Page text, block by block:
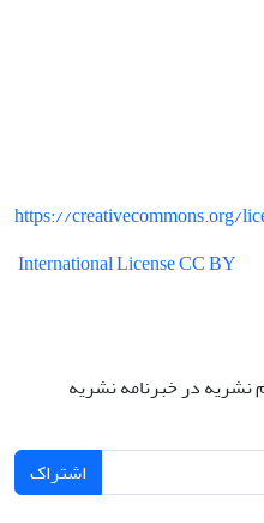
https://creativecommons.org/
International License CC BY
نشریه در خبرنامه نشریه
اشتراک